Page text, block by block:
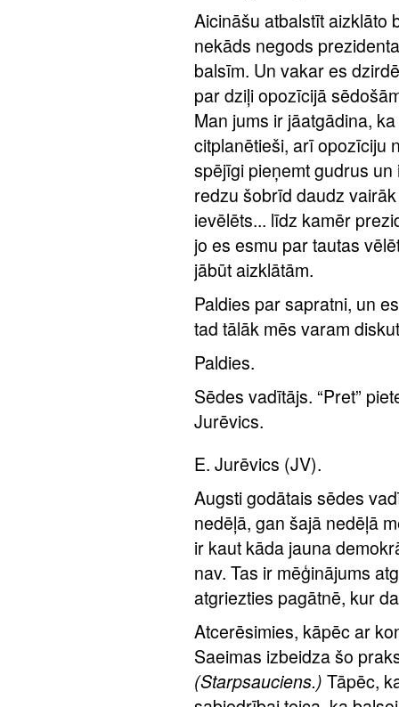
Aicināšu atbalstīt aizklāto
nekāds negods
balsīm. Un vakar es
par dziļi opozīcijā
Man jums ir jāatgādina,
citplanētieši, arī opozīciju
spējīgi pieņemt gudrus
redzu šobrīd daudz
ievēlēts... līdz kamēr
jo es esmu par tautas
jābūt aizklātām.
Paldies par sapratni, un
tad tālāk mēs varam
Paldies.
Sēdes vadītājs. “Pret”
Jurēvics.
E. Jurēvics (JV).
Augsti godātais sēdes
nedēļā, gan šajā nedēļā
ir kaut kāda jauna
nav. Tas ir mēģinājums
atgriezties pagātnē, kur
Atcerēsimies, kāpēc ar
Saeimas izbeidza šo
(Starpsauciens.) Tāpēc,